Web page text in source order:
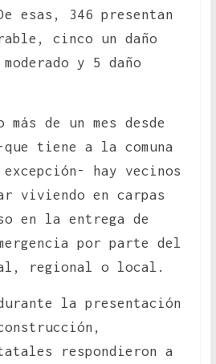
esas, 346 presentan
cinco un daño
y 5 daño
más de un mes desde
tiene a la comuna
hay vecinos
viviendo en carpas
en la entrega de
por parte del
regional o local.
la presentación
respondieron a